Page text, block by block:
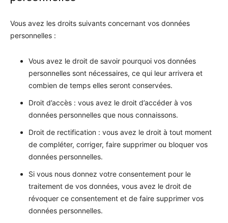
Vous avez les droits suivants concernant vos données
personnelles :
Vous avez le droit de savoir pourquoi vos données
personnelles sont nécessaires, ce qui leur arrivera et
combien de temps elles seront conservées.
Droit d’accès : vous avez le droit d’accéder à vos
données personnelles que nous connaissons.
Droit de rectification : vous avez le droit à tout moment
de compléter, corriger, faire supprimer ou bloquer vos
données personnelles.
Si vous nous donnez votre consentement pour le
traitement de vos données, vous avez le droit de
révoquer ce consentement et de faire supprimer vos
données personnelles.